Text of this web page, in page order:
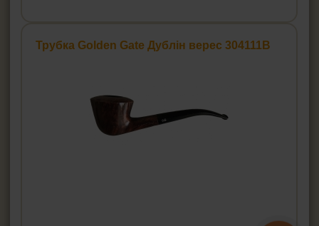
Трубка Golden Gate Дублін верес 304111B